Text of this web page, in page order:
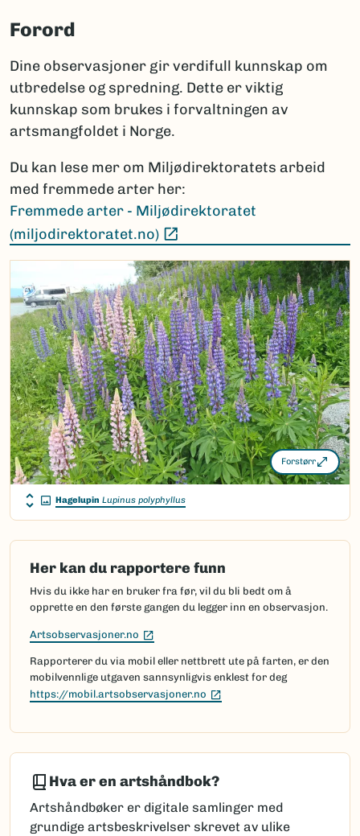
Forord
Dine observasjoner gir verdifull kunnskap om
utbredelse og spredning. Dette er viktig
kunnskap som brukes i forvaltningen av
artsmangfoldet i Norge.
Du kan lese mer om Miljødirektoratets arbeid
med fremmede arter her:
Fremmede arter - Miljødirektoratet
(miljodirektoratet.no)
Forstørr
Hagelupin Lupinus polyphyllus
Her kan du rapportere funn
Hvis du ikke har en bruker fra før, vil du bli bedt om å
opprette en den første gangen du legger inn en observasjon.
Artsobservasjoner.no (Ekstern lenke)
Rapporterer du via mobil eller nettbrett ute på farten, er den
mobilvennlige utgaven sannsynligvis enklest for deg
https://mobil.artsobservasjoner.no
(Ekstern lenke)
Hva er en artshåndbok?
Artshåndbøker er digitale samlinger med
grundige artsbeskrivelser skrevet av ulike